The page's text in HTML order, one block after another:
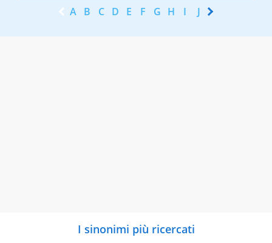
A B C D E F G H I J K
I sinonimi più ricercati